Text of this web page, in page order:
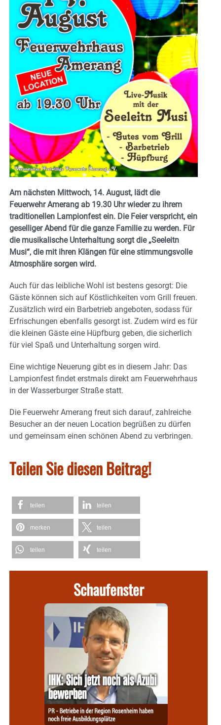
Am nächsten Mittwoch, 14. August, lädt die
Feuerwehr Amerang ab 19.30 Uhr wieder zu ihrem
traditionellen Lampionfest ein. Die Feier verspricht, ein
geselliger Abend für die ganze Familie zu werden. Für
die musikalische Unterhaltung sorgt die „Seeleitn
Musi“, die mit ihren Klängen für eine stimmungsvolle
Atmosphäre sorgen wird.
Auch für das leibliche Wohl ist bestens gesorgt: Die
Gäste können sich auf Köstlichkeiten vom Grill freuen.
Zusätzlich wird ein Barbetrieb angeboten, sodass für
Erfrischungen ebenfalls gesorgt ist. Zudem wird es für
die kleinen Gäste eine Hüpfburg geben, die sicherlich
für viel Spaß und Unterhaltung sorgen wird.
Eine wichtige Neuerung gibt es in diesem Jahr: Das
Lampionfest findet erstmals direkt am Feuerwehrhaus
in der Wasserburger Straße statt.
Die Feuerwehr Amerang freut sich darauf, zahlreiche
Besucher an der neuen Location begrüßen zu dürfen
und gemeinsam einen schönen Abend zu verbringen.
Teilen Sie diesen Beitrag!
teilen teilen
merken teilen
teilen teilen
Schaufenster